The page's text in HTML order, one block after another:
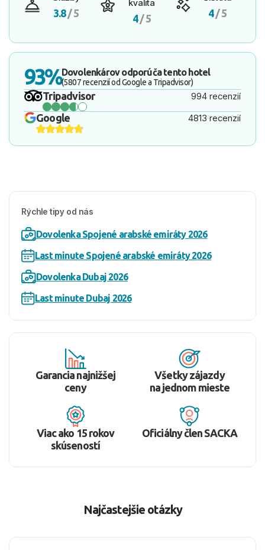
3.8/ 5
kvalita
4/ 5 4/ 5
93%Dovolenkárov odporúča tento hotel
(5807 recenzií od Google a Tripadvisor)
Tripadvisor 994 recenzií
Google 4813 recenzií
Zobraziť viac
Rýchle tipy od nás
Dovolenka Spojené arabské emiráty 2026
Last minute Spojené arabské emiráty 2026
Dovolenka Dubaj 2026
Last minute Dubaj 2026
Garancia najnižšej
ceny
Všetky zájazdy
na jednom mieste
Viac ako 15 rokov
skúseností
Oficiálny člen SACKA
Najčastejšie otázky